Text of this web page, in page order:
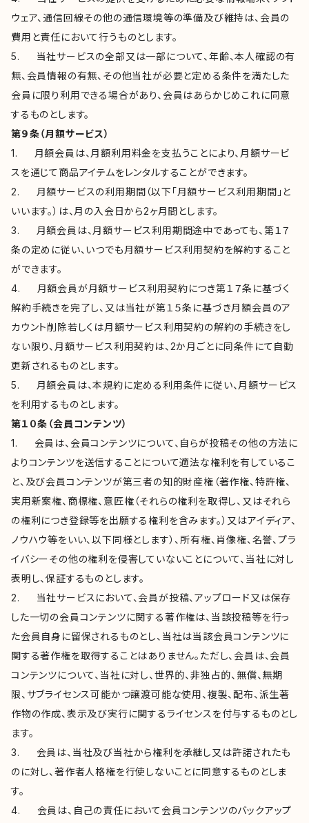
ウェア、通信回線その他の通信環境等の準備及び維持は、会員の
費用と責任において行うものとします。
5. 当社サービスの全部又は一部について、年齢、本人確認の有
無、会員情報の有無、その他当社が必要と定める条件を満たした
会員に限り利用できる場合があり、会員はあらかじめこれに同意
するものとします。
第９条（月額サービス）
1. 月額会員は、月額利用料金を支払うことにより、月額サービ
スを通じて商品アイテムをレンタルすることができます。
2. 月額サービスの利用期間（以下「月額サービス利用期間」と
いいます。）は、月の入会日から2ヶ月間とします。
3. 月額会員は、月額サービス利用期間途中であっても、第１７
条の定めに従い、いつでも月額サービス利用契約を解約すること
ができます。
4. 月額会員が月額サービス利用契約につき第１７条に基づく
解約手続きを完了し、又は当社が第１５条に基づき月額会員のア
カウント削除若しくは月額サービス利用契約の解約の手続きをし
ない限り、月額サービス利用契約は、2か月ごとに同条件にて自動
更新されるものとします。
5. 月額会員は、本規約に定める利用条件に従い、月額サービス
を利用するものとします。
第１０条（会員コンテンツ）
1. 会員は、会員コンテンツについて、自らが投稿その他の方法に
よりコンテンツを送信することについて適法な権利を有しているこ
と、及び会員コンテンツが第三者の知的財産権（著作権、特許権、
実用新案権、商標権、意匠権（それらの権利を取得し、又はそれら
の権利につき登録等を出願する権利を含みます。）又はアイディア、
ノウハウ等をいい、以下同様とします）、所有権、肖像権、名誉、プラ
イバシーその他の権利を侵害していないことについて、当社に対し
表明し、保証するものとします。
2. 当社サービスにおいて、会員が投稿、アップロード又は保存
した一切の会員コンテンツに関する著作権は、当該投稿等を行っ
た会員自身に留保されるものとし、当社は当該会員コンテンツに
関する著作権を取得することはありません。ただし、会員は、会員
コンテンツについて、当社に対し、世界的、非独占的、無償、無期
限、サブライセンス可能かつ譲渡可能な使用、複製、配布、派生著
作物の作成、表示及び実行に関するライセンスを付与するものとし
ます。
3. 会員は、当社及び当社から権利を承継し又は許諾されたも
のに対し、著作者人格権を行使しないことに同意するものとしま
す。
4. 会員は、自己の責任において会員コンテンツのバックアップ